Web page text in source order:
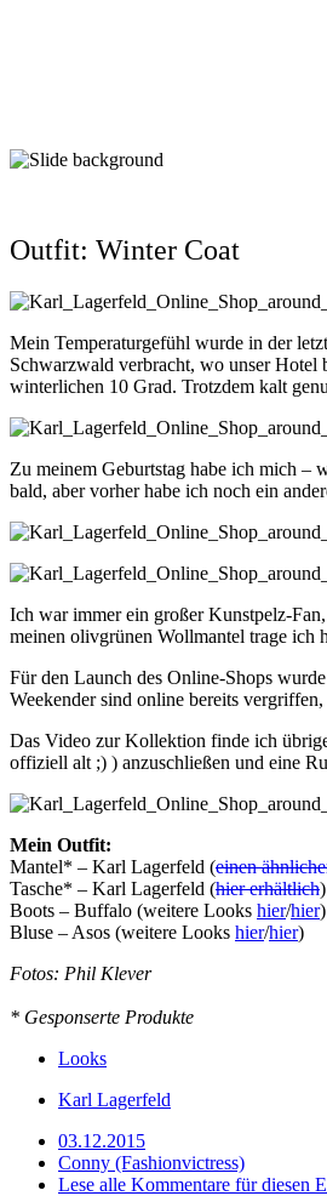
Outfit: Winter Coat
Mein Temperaturgefühl wurde in der
Schwarzwald verbracht, wo unser Hotel
winterlichen 10 Grad. Trotzdem kalt
Zu meinem Geburtstag habe ich mich –
bald, aber vorher habe ich noch ein
Ich war immer ein großer Kunstpelz-
meinen olivgrünen Wollmantel trage ich
Für den Launch des Online-Shops
Weekender sind online bereits
Das Video zur Kollektion finde ich
offiziell alt ;) ) anzuschließen und eine
Mein Outfit:
Mantel* – Karl Lagerfeld (einen
Tasche* – Karl Lagerfeld (hier erhältlich)
Boots – Buffalo (weitere Looks hier/hier)
Bluse – Asos (weitere Looks hier/hier)
Fotos: Phil Klever
* Gesponserte Produkte
Looks
Karl Lagerfeld
03.12.2015
Conny (Fashionvictress)
Lese alle Kommentare für diesen